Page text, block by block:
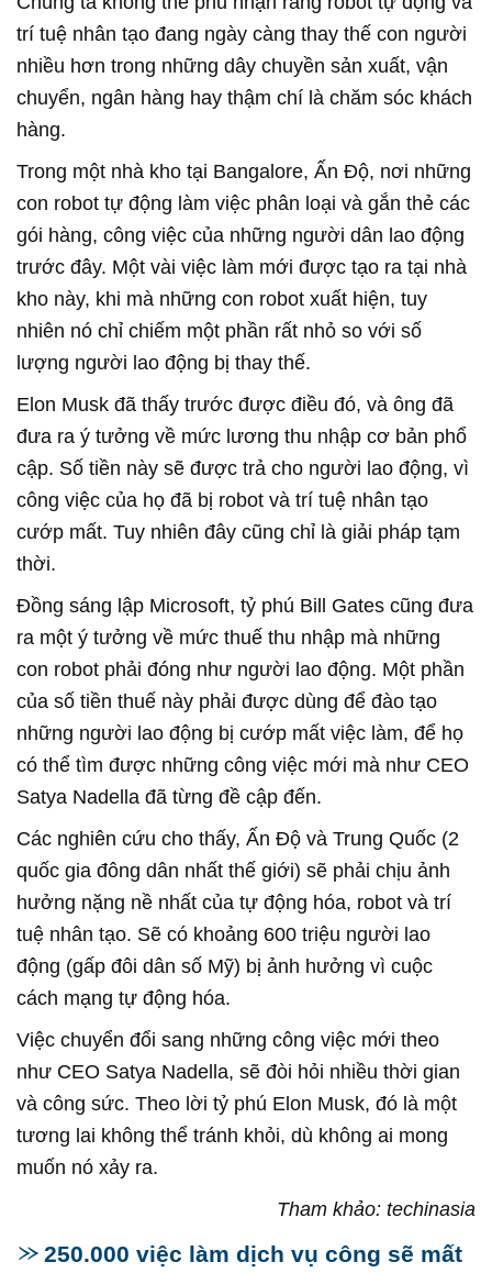
trí tuệ nhân tạo đang ngày càng thay thế con người
nhiều hơn trong những dây chuyền sản xuất, vận
chuyển, ngân hàng hay thậm chí là chăm sóc khách
hàng.
Trong một nhà kho tại Bangalore, Ấn Độ, nơi những
con robot tự động làm việc phân loại và gắn thẻ các
gói hàng, công việc của những người dân lao động
trước đây. Một vài việc làm mới được tạo ra tại nhà
kho này, khi mà những con robot xuất hiện, tuy
nhiên nó chỉ chiếm một phần rất nhỏ so với số
lượng người lao động bị thay thế.
Elon Musk đã thấy trước được điều đó, và ông đã
đưa ra ý tưởng về mức lương thu nhập cơ bản phổ
cập. Số tiền này sẽ được trả cho người lao động, vì
công việc của họ đã bị robot và trí tuệ nhân tạo
cướp mất. Tuy nhiên đây cũng chỉ là giải pháp tạm
thời.
Đồng sáng lập Microsoft, tỷ phú Bill Gates cũng đưa
ra một ý tưởng về mức thuế thu nhập mà những
con robot phải đóng như người lao động. Một phần
của số tiền thuế này phải được dùng để đào tạo
những người lao động bị cướp mất việc làm, để họ
có thể tìm được những công việc mới mà như CEO
Satya Nadella đã từng đề cập đến.
Các nghiên cứu cho thấy, Ấn Độ và Trung Quốc (2
quốc gia đông dân nhất thế giới) sẽ phải chịu ảnh
hưởng nặng nề nhất của tự động hóa, robot và trí
tuệ nhân tạo. Sẽ có khoảng 600 triệu người lao
động (gấp đôi dân số Mỹ) bị ảnh hưởng vì cuộc
cách mạng tự động hóa.
Việc chuyển đổi sang những công việc mới theo
như CEO Satya Nadella, sẽ đòi hỏi nhiều thời gian
và công sức. Theo lời tỷ phú Elon Musk, đó là một
tương lai không thể tránh khỏi, dù không ai mong
muốn nó xảy ra.
Tham khảo: techinasia
250.000 việc làm dịch vụ công sẽ mất